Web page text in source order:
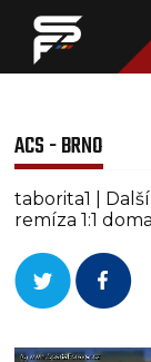
ACS - BRNO
taborita1 |
remíza 1:1